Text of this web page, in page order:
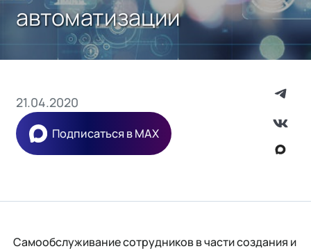
автоматизации
21.04.2020
Подписаться в MAX
Самообслуживание сотрудников в части создания и